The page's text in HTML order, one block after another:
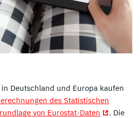
Deutschland und Europa kaufen
des Statistischen
von Eurostat-Daten
. Die